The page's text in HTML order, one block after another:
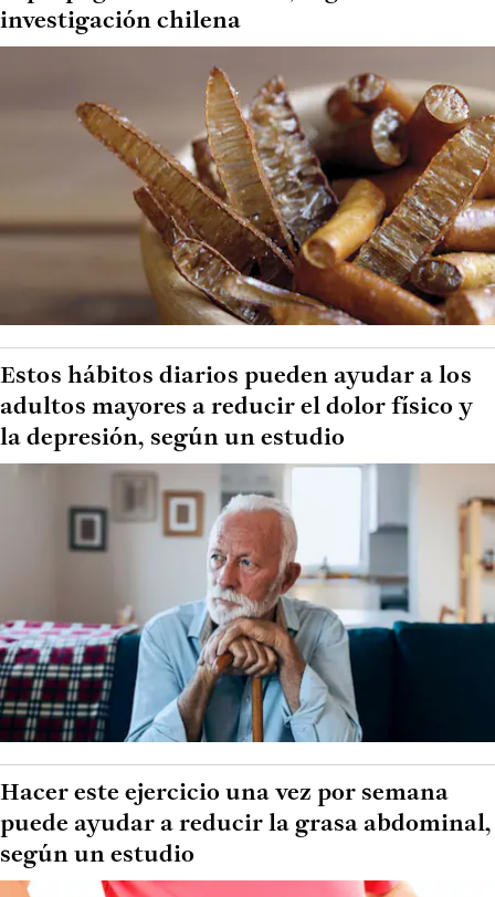
investigación chilena
Estos hábitos diarios pueden ayudar a los
adultos mayores a reducir el dolor físico y
la depresión, según un estudio
Hacer este ejercicio una vez por semana
puede ayudar a reducir la grasa abdominal,
según un estudio